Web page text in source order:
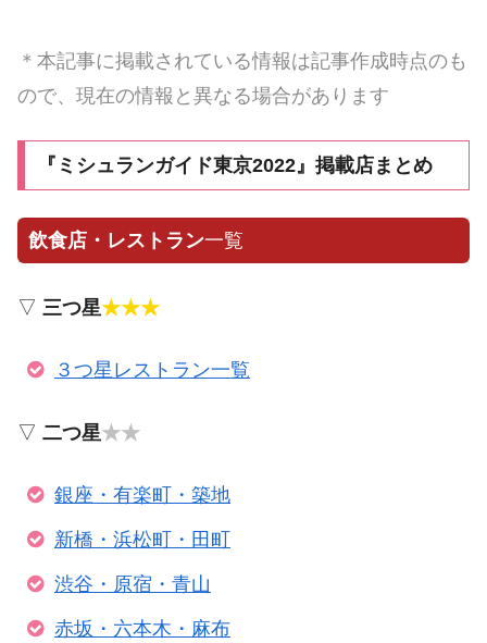
＊本記事に掲載されている情報は記事作成時点のも
ので、現在の情報と異なる場合があります
『ミシュランガイド東京2022』掲載店まとめ
飲食店・レストラン一覧
▽ 三つ星★★★
３つ星レストラン一覧
▽ 二つ星★★
銀座・有楽町・築地
新橋・浜松町・田町
渋谷・原宿・青山
赤坂・六本木・麻布